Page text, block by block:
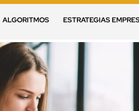
ALGORITMOS ESTRATEGIAS